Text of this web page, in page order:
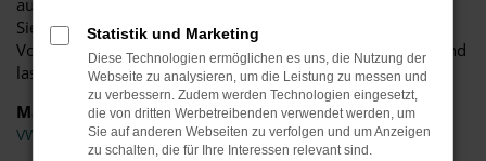
auch Ihren aktuellen Gebrauchtwagen in Zahlung nehmen.
Sie möchten nicht auf einen Schlag bezahlen, sondern die
Vorteile einer Finanzierung nutzen? Sprechen Sie uns an und
lassen Sie uns eine attraktive Lösung für Sie finden.
Marken
VW
Statistik und Marketing
Diese Technologien ermöglichen es uns, die Nutzung der
Webseite zu analysieren, um die Leistung zu messen und
zu verbessern. Zudem werden Technologien eingesetzt,
die von dritten Werbetreibenden verwendet werden, um
Sie auf anderen Webseiten zu verfolgen und um Anzeigen
zu schalten, die für Ihre Interessen relevant sind.